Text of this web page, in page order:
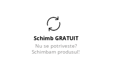
Schimb GRATUIT
Nu se potriveste?
Schimbam produsul!